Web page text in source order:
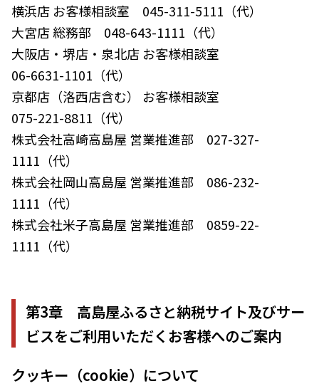
横浜店 お客様相談室 045-311-5111（代）
大宮店 総務部 048-643-1111（代）
大阪店・堺店・泉北店 お客様相談室
06-6631-1101（代）
京都店（洛西店含む） お客様相談室
075-221-8811（代）
株式会社高崎高島屋 営業推進部 027-327-
1111（代）
株式会社岡山高島屋 営業推進部 086-232-
1111（代）
株式会社米子高島屋 営業推進部 0859-22-
1111（代）
第3章 高島屋ふるさと納税サイト及びサー
ビスをご利用いただくお客様へのご案内
クッキー（cookie）について